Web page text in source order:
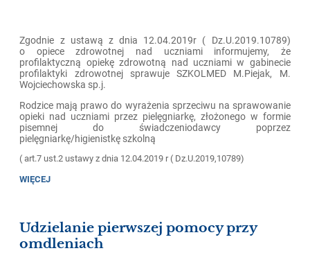
Zgodnie z ustawą z dnia 12.04.2019r ( Dz.U.2019.10789)
o opiece zdrowotnej nad uczniami informujemy, że
profilaktyczną opiekę zdrowotną nad uczniami w gabinecie
profilaktyki zdrowotnej sprawuje SZKOLMED M.Piejak, M.
Wojciechowska sp.j.
Rodzice mają prawo do wyrażenia sprzeciwu na sprawowanie
opieki nad uczniami przez pielęgniarkę, złożonego w formie
pisemnej do świadczeniodawcy poprzez
pielęgniarkę/higienistkę szkolną
( art.7 ust.2 ustawy z dnia 12.04.2019 r ( Dz.U.2019,10789)
WIĘCEJ
Udzielanie pierwszej pomocy przy
omdleniach